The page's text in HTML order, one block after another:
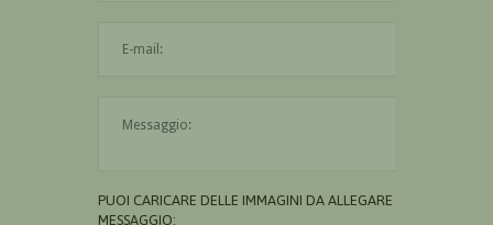
PUOI CARICARE DELLE IMMAGINI DA ALLEGARE AL
MESSAGGIO: